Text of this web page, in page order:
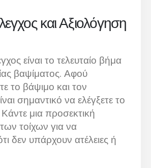
και Αξιολόγηση
είναι το τελευταίο βήμα
βαψίματος. Αφού
το βάψιμο και τον
σημαντικό να ελέγξετε το
μια προσεκτική
τοίχων για να
δεν υπάρχουν ατέλειες ή